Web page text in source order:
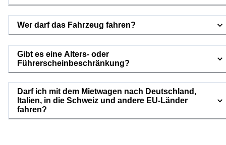
Wer darf das Fahrzeug fahren?
Gibt es eine Alters- oder
Führerscheinbeschränkung?
Darf ich mit dem Mietwagen nach Deutschland,
Italien, in die Schweiz und andere EU-Länder
fahren?